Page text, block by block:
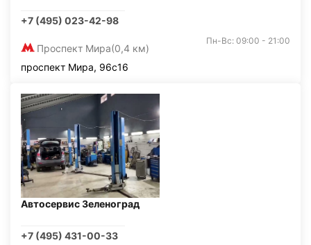
+7 (495) 023-42-98
Проспект Мира(0,4 км)
Пн-Вс: 09:00 - 21:00
проспект Мира, 96с16
Автосервис Зеленоград
+7 (495) 431-00-33